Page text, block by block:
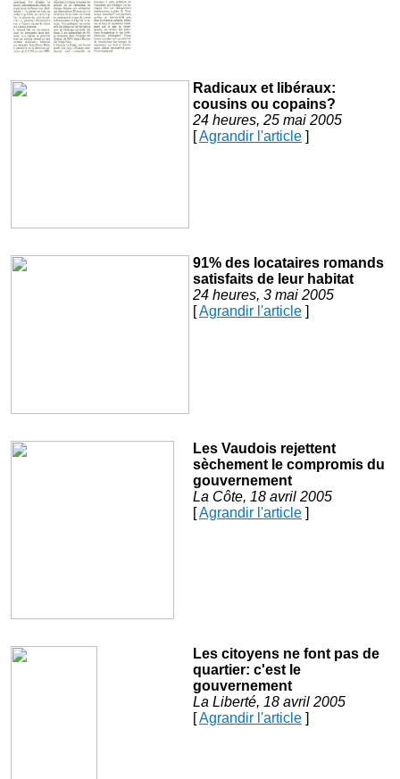
Radicaux et libéraux:
cousins ou copains?
24 heures, 25 mai 2005
[Agrandir l'article]
91% des locataires romands
satisfaits de leur habitat
24 heures, 3 mai 2005
[Agrandir l'article]
Les Vaudois rejettent
sèchement le compromis du
gouvernement
La Côte, 18 avril 2005
[Agrandir l'article]
Les citoyens ne font pas de
quartier: c'est le
gouvernement
La Liberté, 18 avril 2005
[Agrandir l'article]